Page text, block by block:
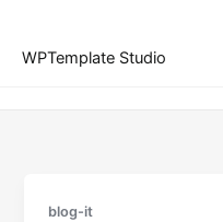
contenuto
WPTemplate Studio
blog-it